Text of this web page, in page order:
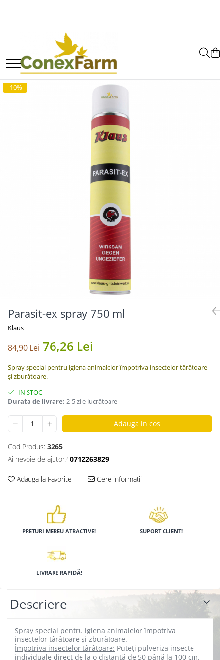
Toate Produsele
Păsări de curte
Adăpători
Hrănitori
Accesorii
Suplimente Belgica de Weerd
Păsări exotice
Adăpători
Hrănitori
Accesorii
Jucării
Suplimente
Iepuri
Adăpători
Hrănitori
Custi si accesorii
Suplimente
Rozătoare
Pisici
Parasit-ex spray 750 ml
Klaus
-10%
84,90 Lei 76,26 Lei
Spray special pentru igiena animalelor împotriva insectelor târâtoare
și zburătoare.
IN STOC
Durata de livrare: 2-5 zile lucrătoare
Adauga in cos
Cod Produs: 3265
Ai nevoie de ajutor? 0712263829
Adauga la Favorite Cere informatii
PREȚURI MEREU ATRACTIVE! SUPORT CLIENT!
LIVRARE RAPIDĂ!
Descriere
Spray special pentru igiena animalelor împotriva
insectelor târâtoare și zburătoare.
Împotriva insectelor târâtoare: Puteți pulveriza insecte
individuale direct de la o distanță de 50 până la 100 cm.